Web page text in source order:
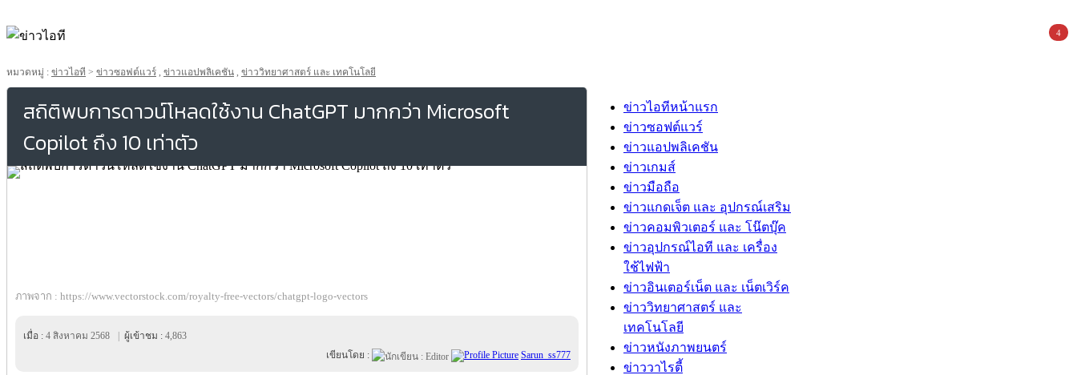
หมวดหมู่ : ข่าวไอที > ข่าวซอฟต์แวร์ , ข่าวแอปพลิเคชัน , ข่าววิทยาศาสตร์ และ เทคโนโลยี
สถิติพบการดาวน์โหลดใช้งาน ChatGPT มากกว่า Microsoft
Copilot ถึง 10 เท่าตัว
ภาพจาก : https://www.vectorstock.com/royalty-free-vectors/chatgpt-logo-vectors
เมื่อ : 4 สิงหาคม 2568 ผู้เข้าชม : 4,863
เขียนโดย :
Sarun_ss777
ข่าวไอทีหน้าแรก
ข่าวซอฟต์แวร์
ข่าวแอปพลิเคชัน
ข่าวเกมส์
ข่าวมือถือ
ข่าวแกดเจ็ต และ อุปกรณ์เสริม
ข่าวคอมพิวเตอร์ และ โน๊ตบุ๊ค
ข่าวอุปกรณ์ไอที และ เครื่อง
ใช้ไฟฟ้า
ข่าวอินเตอร์เน็ต และ เน็ตเวิร์ค
ข่าววิทยาศาสตร์ และ
เทคโนโลยี
ข่าวหนังภาพยนตร์
ข่าววาไรตี้
4